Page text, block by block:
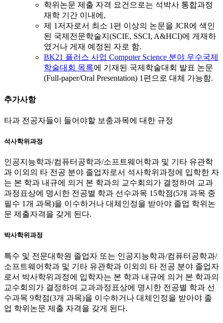
학위논문 제출 자격 요건으로는 석박사 통합과정
재학 기간 이내에,
제 1저자로서 최소 1편 이상의 논문을 JCR에 색인
된 국제전문학술지(SCIE, SSCI, A&HCI)에 게재하
였거나 게재 예정된 자로 함.
BK21 플러스 사업 Computer Science 분야 우수국제
학술대회 목록에 기재된 국제학술대회 발표 논문
(Full-paper/Oral Presentation) 1편으로 대체 가능함.
추가사항
타과 전공자들이 들어야할 보충과목에 대한 규정
석사학위과정
인공지능학과/컴퓨터공학과/소프트웨어학과 및 기타 유관학
과 이외의 타 전공 분야 졸업자로서 석사학위과정에 입학한 자
는 본 학과 내규에 의거 본 학과의 교수회의가 결정하여 교과
과정표상에 명시한 전공별 학과 선수과목 15학점(5개 과목 중
필수 1개 과목)을 이수하거나 대체인정을 받아야 졸업 학위논
문 제출자격을 갖게 된다.
박사학위과정
특수 및 전문대학원 졸업자 또는 인공지능학과/컴퓨터공학과/
소프트웨어학과 및 기타 유관학과 이외의 타 전공 분야 졸업자
로서 박사학위과정에 입학자는 본 학과 내규에 의거 본 학과의
교수회의가 결정하여 교과과정표상에 명시한 전공별 학과 선
수과목 9학점(3개 과목)을 이수하거나 대체인정을 받아야 졸
업 학위논문 제출 자격을 갖게 된다.